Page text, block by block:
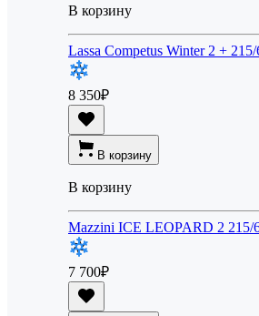
В корзину
Lassa Competus Winter 2 +
8 350₽
В корзину
В корзину
Mazzini ICE LEOPARD 2 215/
7 700₽